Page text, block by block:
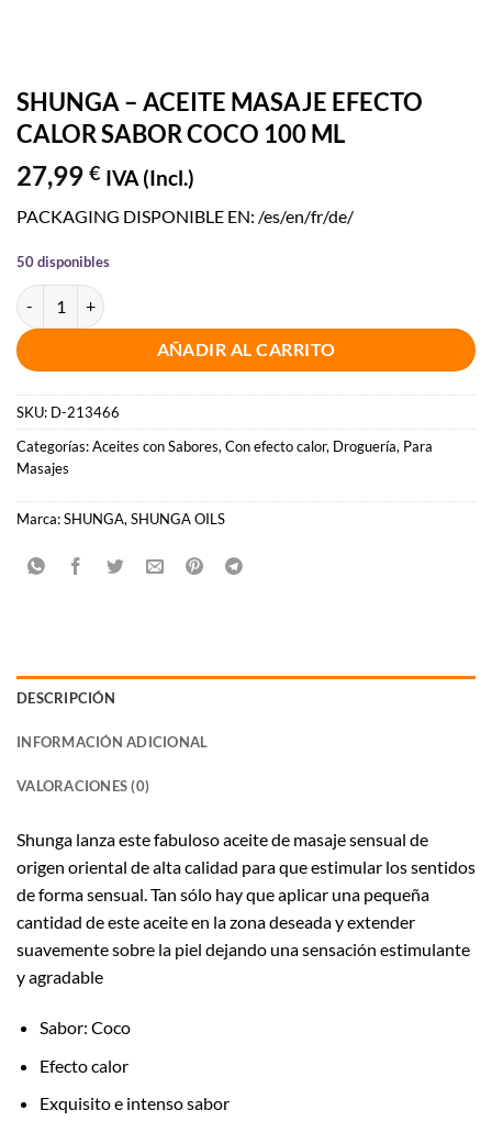
SHUNGA – ACEITE MASAJE EFECTO
CALOR SABOR COCO 100 ML
27,99 € IVA (Incl.)
PACKAGING DISPONIBLE EN: /es/en/fr/de/
50 disponibles
SHUNGA - ACEITE MASAJE EFECTO CALOR SABOR COCO 100 ML
AÑADIR AL CARRITO
SKU: D-213466
Categorías:Aceites con Sabores, Con efecto calor, Droguería, Para
Masajes
Marca:SHUNGA, SHUNGA OILS
DESCRIPCIÓN
INFORMACIÓN ADICIONAL
VALORACIONES (0)
Shunga lanza este fabuloso aceite de masaje sensual de
origen oriental de alta calidad para que estimular los sentidos
de forma sensual. Tan sólo hay que aplicar una pequeña
cantidad de este aceite en la zona deseada y extender
suavemente sobre la piel dejando una sensación estimulante
y agradable
Sabor: Coco
Efecto calor
Exquisito e intenso sabor